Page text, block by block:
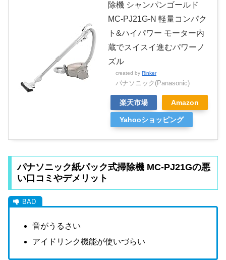
除機 シャンパンゴールド
MC-PJ21G-N 軽量コンパク
ト&ハイパワー モーター内
蔵でスイスイ進むパワーノ
ズル
created by Rinker
パナソニック(Panasonic)
楽天市場 Amazon
Yahooショッピング
パナソニック紙パック式掃除機 MC-PJ21Gの悪
い口コミやデメリット
音がうるさい
アイドリンク機能が使いづらい